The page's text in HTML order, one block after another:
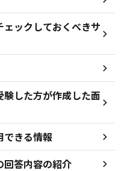
ックしておくべきサ
した方が作成した面
できる情報
回答内容の紹介